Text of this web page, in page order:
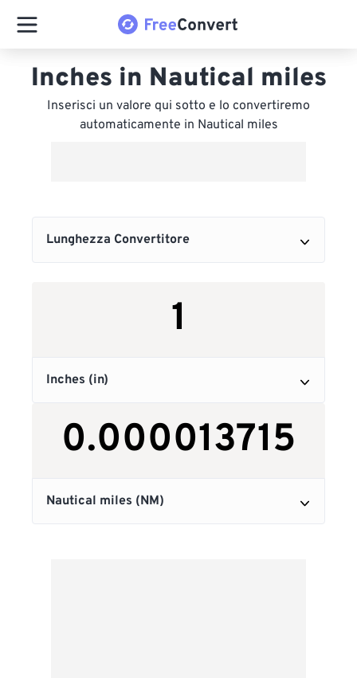
Inches in Nautical miles
Inserisci un valore qui sotto e lo convertiremo
automaticamente in Nautical miles